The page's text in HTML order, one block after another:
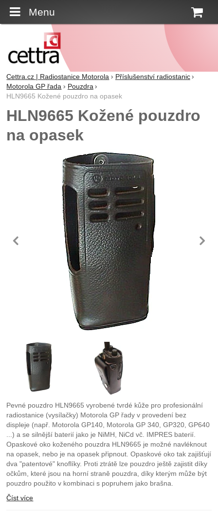
Menu
Cettra.cz | Radiostanice Motorola
Příslušenství radiostanic
Motorola GP řada
Pouzdra
HLN9665 Kožené pouzdro na opasek
HLN9665 Kožené pouzdro
na opasek
Fotografie
předchozí
Fotografie
Pevné pouzdro HLN9665 vyrobené tvrdé kůže pro profesionální
radiostanice (vysílačky) Motorola GP řady v provedení bez
displeje (např. Motorola GP140, Motorola GP 340, GP320, GP640
...) a se silnější baterií jako je NiMH, NiCd vč. IMPRES baterií.
Opaskové oko koženého pouzdra HLN9665 je možné navléknout
na opasek, nebo je na opasek připnout. Opaskové oko tak zajišťují
dva "patentové" knoflíky. Proti ztrátě lze pouzdro ještě zajistit díky
očkům, které jsou na horní straně pouzdra, díky kterým může být
pouzdro použito v kombinaci s popruhem jako brašna.
Číst více